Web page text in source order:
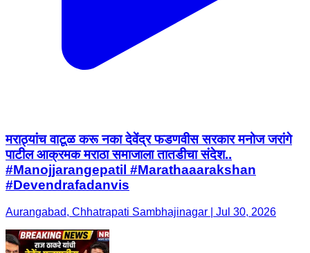
मराठ्यांच वाटूळ करू नका देवेंद्र फडणवीस सरकार मनोज जरांगे
पाटील आक्रमक मराठा समाजाला तातडीचा संदेश..
#Manojjarangepatil #Marathaaarakshan
#Devendrafadanvis
Aurangabad, Chhatrapati Sambhajinagar | Jul 30, 2026